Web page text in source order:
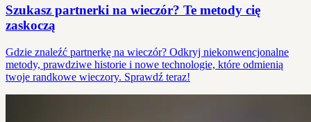
Szukasz partnerki na wieczór? Te metody cię
zaskoczą
Gdzie znaleźć partnerkę na wieczór? Odkryj niekonwencjonalne
metody, prawdziwe historie i nowe technologie, które odmienią
twoje randkowe wieczory. Sprawdź teraz!